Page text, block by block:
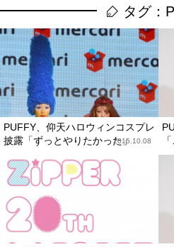
タグ：
PUFFY、仰天ハロウィンコスプレ
披露「ずっとやりたかった」2015.10.08